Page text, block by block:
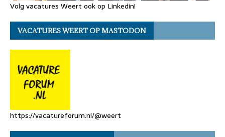
Volg vacatures Weert ook op Linkedin!
VACATURES WEERT OP MASTODON
https://vacatureforum.nl/@weert